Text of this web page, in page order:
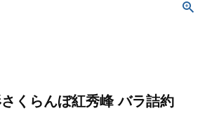
くらんぼ紅秀峰 バラ詰約